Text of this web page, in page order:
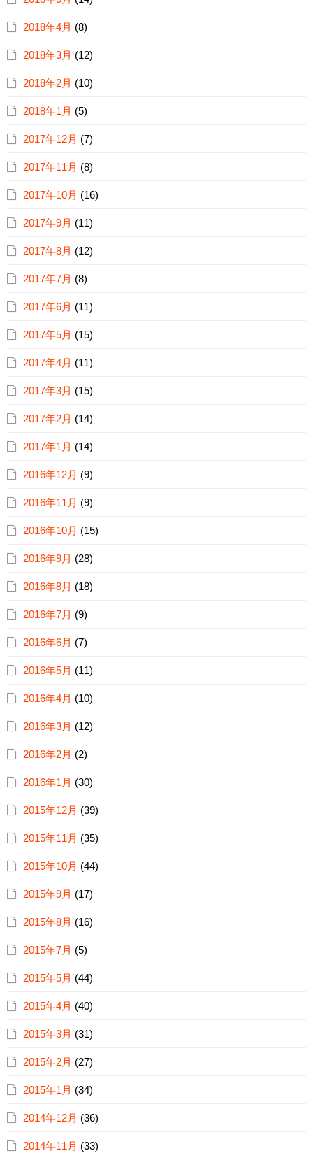
2018年4月 (8)
2018年3月 (12)
2018年2月 (10)
2018年1月 (5)
2017年12月 (7)
2017年11月 (8)
2017年10月 (16)
2017年9月 (11)
2017年8月 (12)
2017年7月 (8)
2017年6月 (11)
2017年5月 (15)
2017年4月 (11)
2017年3月 (15)
2017年2月 (14)
2017年1月 (14)
2016年12月 (9)
2016年11月 (9)
2016年10月 (15)
2016年9月 (28)
2016年8月 (18)
2016年7月 (9)
2016年6月 (7)
2016年5月 (11)
2016年4月 (10)
2016年3月 (12)
2016年2月 (2)
2016年1月 (30)
2015年12月 (39)
2015年11月 (35)
2015年10月 (44)
2015年9月 (17)
2015年8月 (16)
2015年7月 (5)
2015年5月 (44)
2015年4月 (40)
2015年3月 (31)
2015年2月 (27)
2015年1月 (34)
2014年12月 (36)
2014年11月 (33)